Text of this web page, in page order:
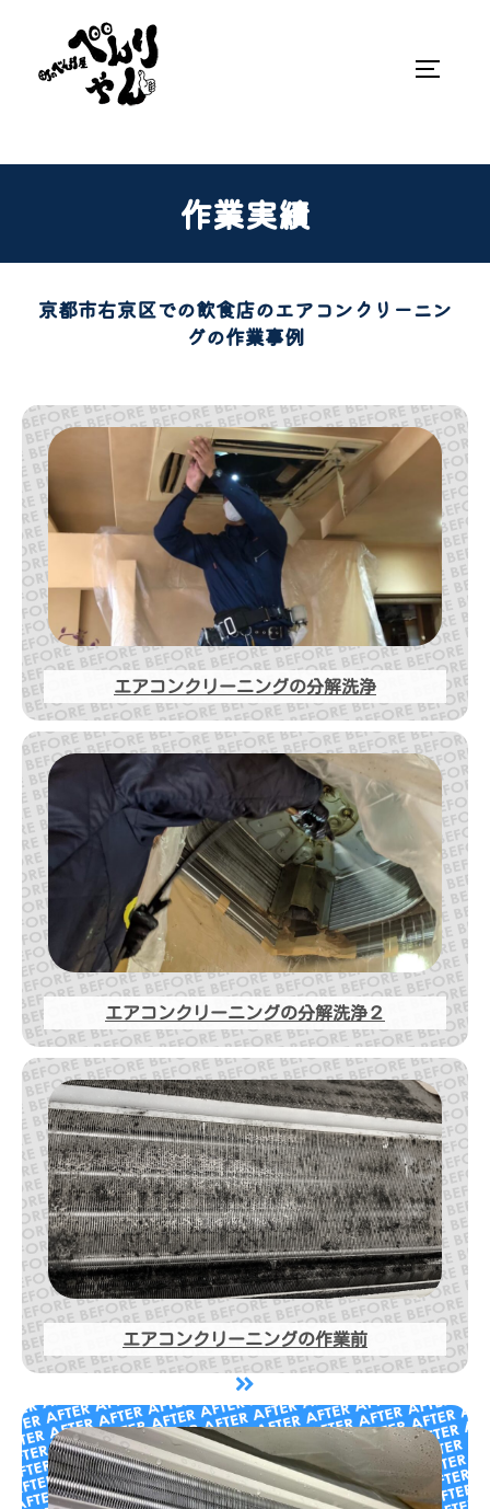
作業実績
京都市右京区での飲食店のエアコンクリーニン
グの作業事例
エアコンクリーニングの分解洗浄
エアコンクリーニングの分解洗浄２
エアコンクリーニングの作業前